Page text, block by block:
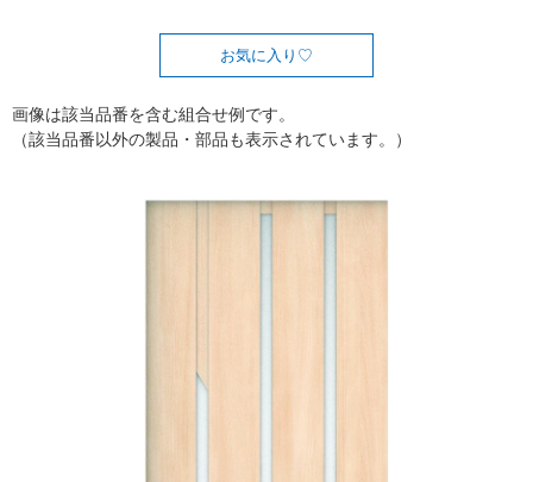
お気に入り
画像は該当品番を含む組合せ例です。
（該当品番以外の製品・部品も表示されています。）